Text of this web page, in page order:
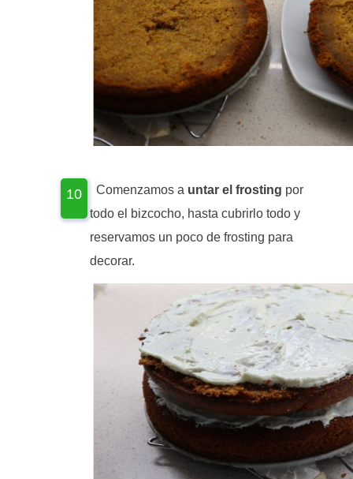
Comenzamos a untar el frosting por
todo el bizcocho, hasta cubrirlo todo y
reservamos un poco de frosting para
decorar.